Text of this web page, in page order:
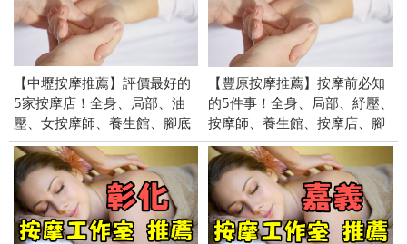
【中壢按摩推薦】評價最好的
5家按摩店！全身、局部、油
壓、女按摩師、養生館、腳底
按摩、指壓、價格、費用、價
錢
【豐原按摩推薦】按摩前必知
的5件事！全身、局部、紓壓、
按摩師、養生館、按摩店、腳
底按摩、價格、費用、價錢、
特殊 服務